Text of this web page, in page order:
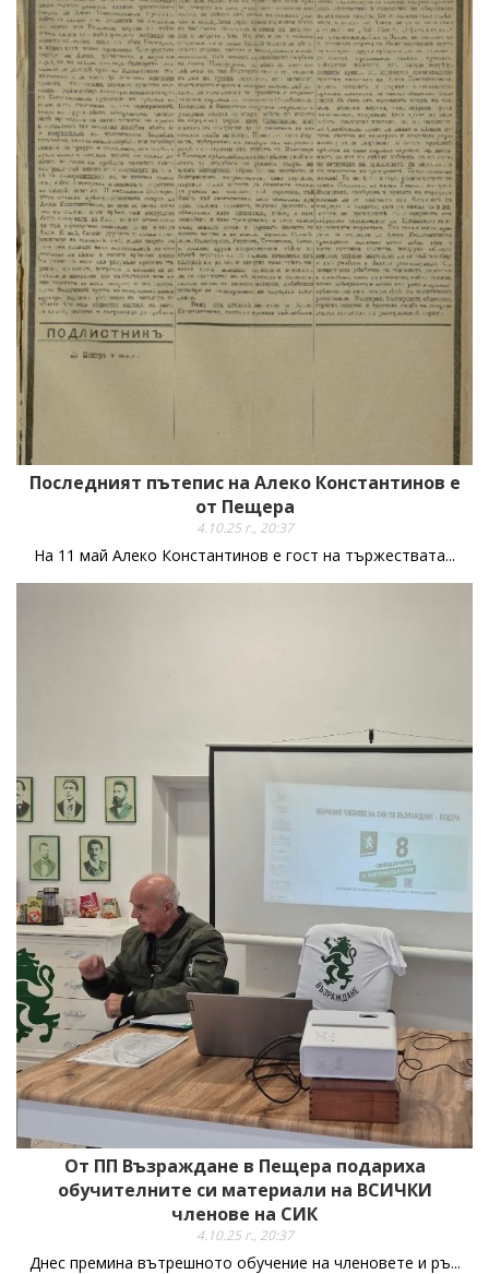
Последният пътепис на Алеко Константинов е
от Пещера
4.10.25 г., 20:37
На 11 май Алеко Константинов е гост на тържествата...
От ПП Възраждане в Пещера подариха
обучителните си материали на ВСИЧКИ
членове на СИК
4.10.25 г., 20:37
Днес премина вътрешното обучение на членовете и ръ...